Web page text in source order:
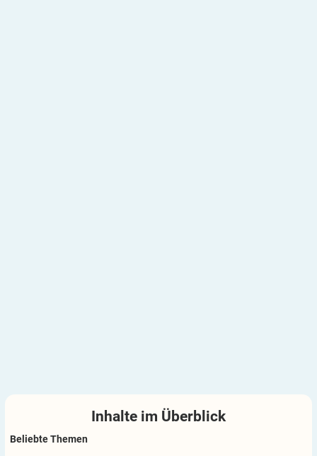
Inhalte im Überblick
Beliebte Themen